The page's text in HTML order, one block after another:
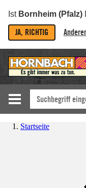
Ist Bornheim (Pfalz)
JA, RICHTIG
Startseite